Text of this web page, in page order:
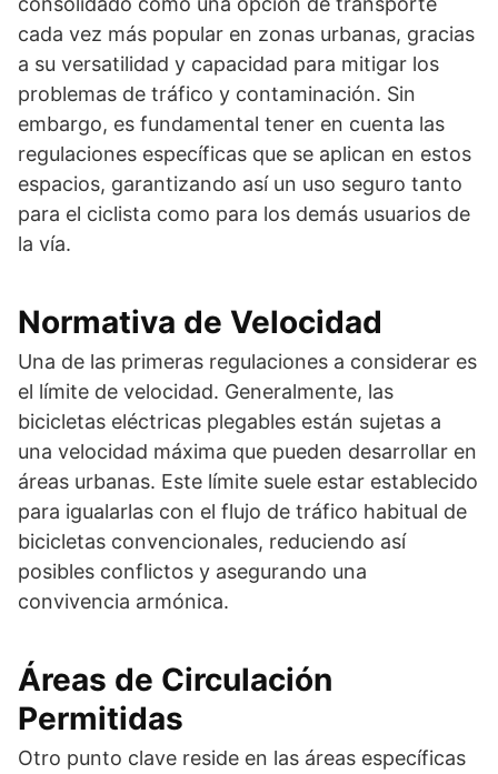
cada vez más popular en zonas urbanas, gracias
a su versatilidad y capacidad para mitigar los
problemas de tráfico y contaminación. Sin
embargo, es fundamental tener en cuenta las
regulaciones específicas que se aplican en estos
espacios, garantizando así un uso seguro tanto
para el ciclista como para los demás usuarios de
la vía.
Normativa de Velocidad
Una de las primeras regulaciones a considerar es
el límite de velocidad. Generalmente, las
bicicletas eléctricas plegables están sujetas a
una velocidad máxima que pueden desarrollar en
áreas urbanas. Este límite suele estar establecido
para igualarlas con el flujo de tráfico habitual de
bicicletas convencionales, reduciendo así
posibles conflictos y asegurando una
convivencia armónica.
Áreas de Circulación
Permitidas
Otro punto clave reside en las áreas específicas